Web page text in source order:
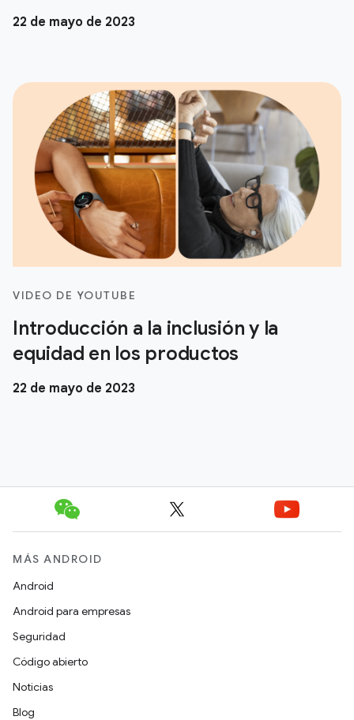
22 de mayo de 2023
VIDEO DE YOUTUBE
Introducción a la inclusión y la
equidad en los productos
22 de mayo de 2023
MÁS ANDROID
Android
Android para empresas
Seguridad
Código abierto
Noticias
Blog